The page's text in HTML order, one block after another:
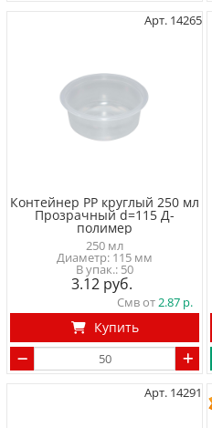
Арт. 14265
Контейнер PP круглый 250 мл
Прозрачный d=115 Д-
полимер
250 мл
Диаметр: 115 мм
50
3.12
Смв от2.87
Купить
Арт. 14291